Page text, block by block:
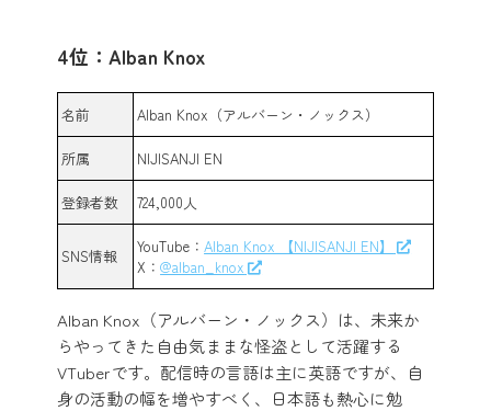
4位：Alban Knox
名前 Alban Knox（アルバーン・ノックス）
所属 NIJISANJI EN
登録者数 724,000人
SNS情報 YouTube：Alban Knox 【NIJISANJI EN】
X：@alban_knox
Alban Knox（アルバーン・ノックス）は、未来か
らやってきた自由気ままな怪盗として活躍する
VTuberです。配信時の言語は主に英語ですが、自
身の活動の幅を増やすべく、日本語も熱心に勉